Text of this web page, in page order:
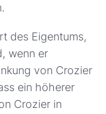
des Eigentums,
wenn er
von Crozier
ein höherer
Crozier in